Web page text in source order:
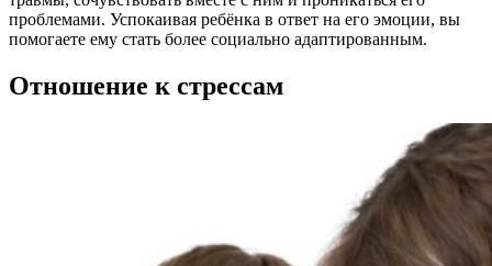
проблемами. Успокаивая ребёнка в ответ на его эмоции, вы
помогаете ему стать более социально адаптированным.
Отношение к стрессам